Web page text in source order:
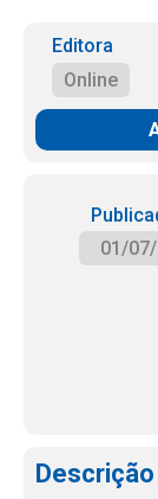
Editora
Online
01/
Descrição